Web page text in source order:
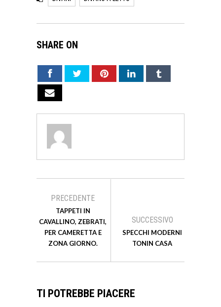
SHARE ON
PRECEDENTE
TAPPETI IN
CAVALLINO, ZEBRATI,
PER CAMERETTA E
ZONA GIORNO.
SUCCESSIVO
SPECCHI MODERNI
TONIN CASA
TI POTREBBE PIACERE